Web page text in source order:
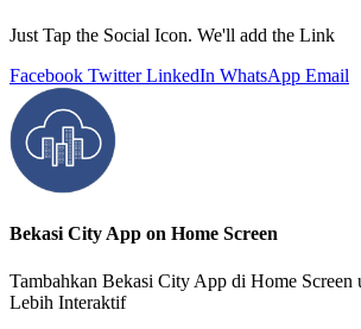
Just Tap the Social Icon. We'll add the Link
Facebook Twitter LinkedIn WhatsApp Email
Bekasi City App on Home Screen
Tambahkan Bekasi City App di Home Screen
Lebih Interaktif